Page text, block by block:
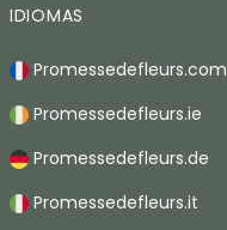
IDIOMAS
Promessedefleurs.com
Promessedefleurs.ie
Promessedefleurs.de
Promessedefleurs.it